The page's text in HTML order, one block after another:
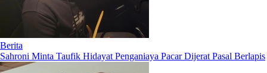
Berita
Sahroni Minta Taufik Hidayat Penganiaya Pacar Dijerat Pasal Berlapis